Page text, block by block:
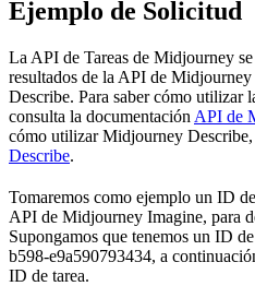
Ejemplo de Solicitud
La API de Tareas de Midjourney
resultados de la API de
Describe. Para saber cómo
consulta la documentación API de
cómo utilizar Midjourney Describe,
Describe.
Tomaremos como ejemplo un ID
API de Midjourney Imagine, para
Supongamos que tenemos un ID
b598-e9a590793434, a
ID de tarea.